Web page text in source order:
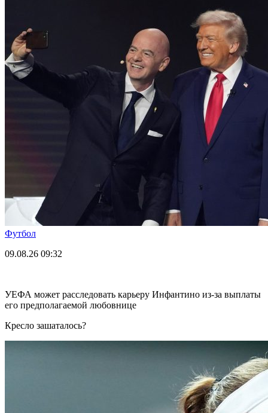
Футбол
09.08.26 09:32
УЕФА может расследовать карьеру Инфантино из-за выплаты
его предполагаемой любовнице
Кресло зашаталось?